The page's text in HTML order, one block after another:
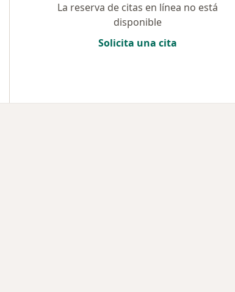
La reserva de citas en línea no está
disponible
Solicita una cita